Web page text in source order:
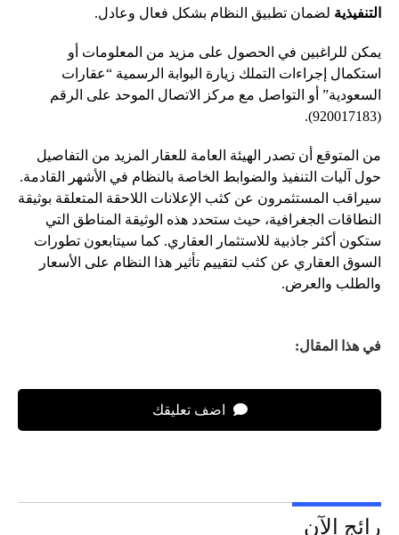
التنفيذية لضمان تطبيق النظام بشكل فعال وعادل.
يمكن للراغبين في الحصول على مزيد من المعلومات أو
استكمال إجراءات التملك زيارة البوابة الرسمية “عقارات
السعودية” أو التواصل مع مركز الاتصال الموحد على الرقم
(920017183).
من المتوقع أن تصدر الهيئة العامة للعقار المزيد من التفاصيل
حول آليات التنفيذ والضوابط الخاصة بالنظام في الأشهر القادمة.
سيراقب المستثمرون عن كثب الإعلانات اللاحقة المتعلقة بوثيقة
النطاقات الجغرافية، حيث ستحدد هذه الوثيقة المناطق التي
ستكون أكثر جاذبية للاستثمار العقاري. كما سيتابعون تطورات
السوق العقاري عن كثب لتقييم تأثير هذا النظام على الأسعار
والطلب والعرض.
في هذا المقال:
اضف تعليقك
رائج الآن